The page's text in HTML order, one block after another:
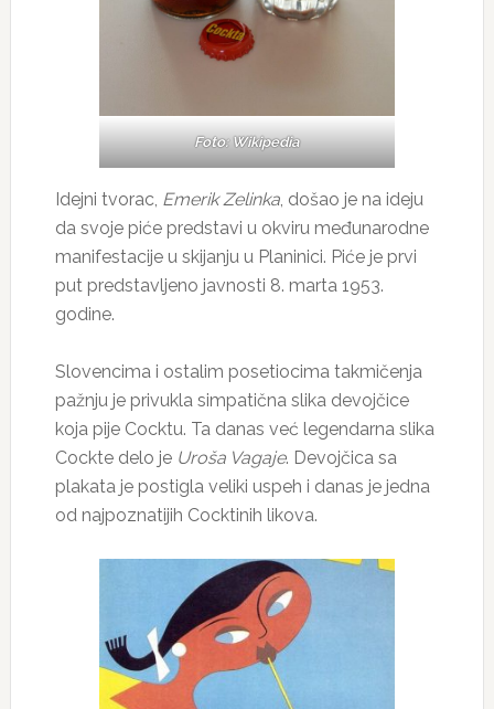
Foto: Wikipedia
Idejni tvorac, Emerik Zelinka, došao je na ideju
da svoje piće predstavi u okviru međunarodne
manifestacije u skijanju u Planinici. Piće je prvi
put predstavljeno javnosti 8. marta 1953.
godine.
Slovencima i ostalim posetiocima takmičenja
pažnju je privukla simpatična slika devojčice
koja pije Cocktu. Ta danas već legendarna slika
Cockte delo je Uroša Vagaje. Devojčica sa
plakata je postigla veliki uspeh i danas je jedna
od najpoznatijih Cocktinih likova.